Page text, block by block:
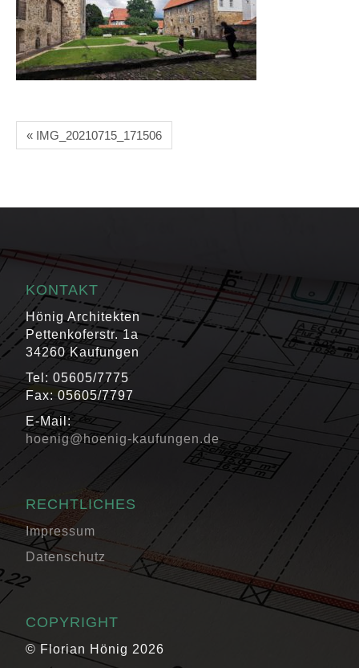
« IMG_20210715_171506
KONTAKT
Hönig Architekten
Pettenkoferstr. 1a
34260 Kaufungen
Tel: 05605/7775
Fax: 05605/7797
E-Mail:
hoenig@hoenig-kaufungen.de
RECHTLICHES
Impressum
Datenschutz
COPYRIGHT
© Florian Hönig 2026